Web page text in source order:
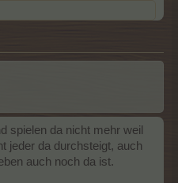
spielen da nicht mehr weil
jeder da durchsteigt, auch
auch noch da ist.